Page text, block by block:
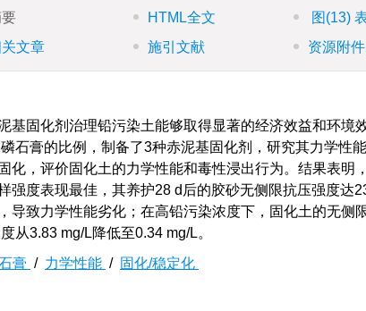
HTML全文 图 (13)
文章
施引文献 资源附件
基固化剂治理铅污染土能够取得显著的经济效益和环境
石膏的比例，制备了3种赤泥基固化剂，研究其力学性
化，评价固化土的力学性能和毒性浸出行为。结果表明
强度表现最佳，其养护28 d后的胶砂无侧限抗压强度达
导致力学性能劣化；在高铅污染浓度下，固化土的无侧
从3.83 mg/L降低至0.34 mg/L。
膏 / 力学性能 / 固化/稳定化